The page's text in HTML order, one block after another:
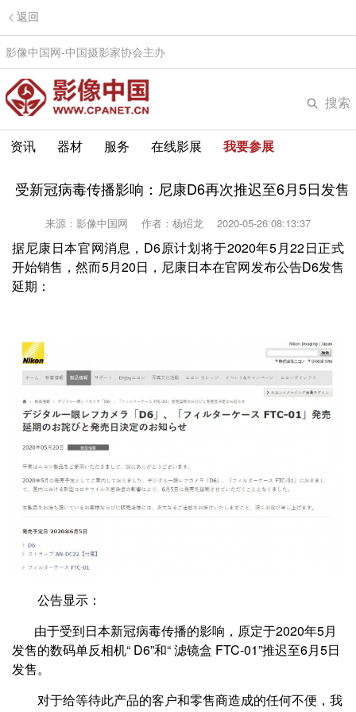
返回
影像中国网-中国摄影家协会主办
搜索
资讯 器材 服务 在线影展 我要参展
受新冠病毒传播影响：尼康D6再次推迟至6月5日发售
来源：影像中国网 作者：杨炤龙 2020-05-26 08:13:37
据尼康日本官网消息，D6原计划将于2020年5月22日正式
开始销售，然而5月20日，尼康日本在官网发布公告D6发售
延期：
公告显示：
由于受到日本新冠病毒传播的影响，原定于2020年5月
发售的数码单反相机“ D6”和“ 滤镜盒 FTC-01”推迟至6月5日
发售。
对于给等待此产品的客户和零售商造成的任何不便，我